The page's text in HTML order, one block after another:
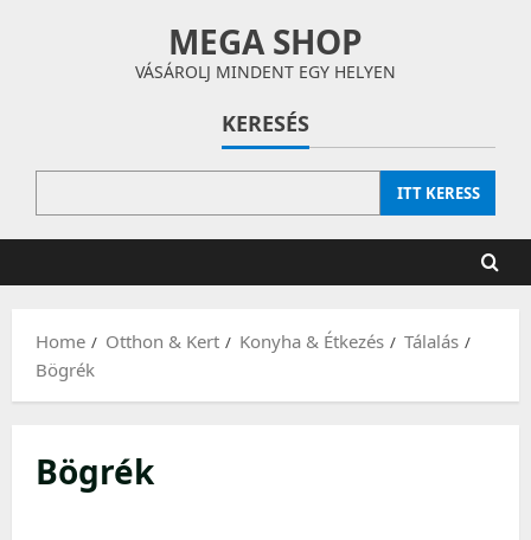
MEGA SHOP
VÁSÁROLJ MINDENT EGY HELYEN
KERESÉS
ITT KERESS
Home Otthon & Kert Konyha & Étkezés
Tálalás
Bögrék
Bögrék